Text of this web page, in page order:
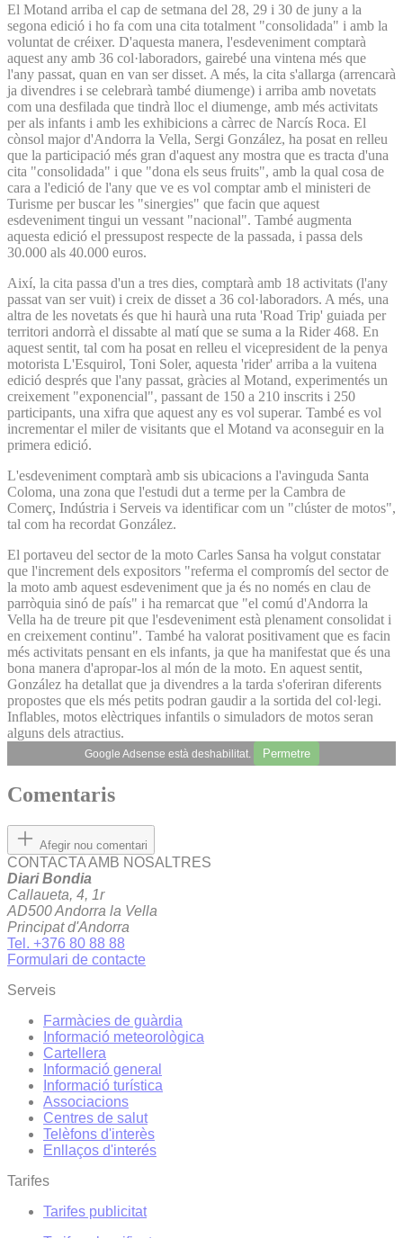
El Motand arriba el cap de setmana del 28, 29 i 30 de juny a la
segona edició i ho fa com una cita totalment "consolidada" i amb la
voluntat de créixer. D'aquesta manera, l'esdeveniment comptarà
aquest any amb 36 col·laboradors, gairebé una vintena més que
l'any passat, quan en van ser disset. A més, la cita s'allarga (arrencarà
ja divendres i se celebrarà també diumenge) i arriba amb novetats
com una desfilada que tindrà lloc el diumenge, amb més activitats
per als infants i amb les exhibicions a càrrec de Narcís Roca. El
cònsol major d'Andorra la Vella, Sergi González, ha posat en relleu
que la participació més gran d'aquest any mostra que es tracta d'una
cita "consolidada" i que "dona els seus fruits", amb la qual cosa de
cara a l'edició de l'any que ve es vol comptar amb el ministeri de
Turisme per buscar les "sinergies" que facin que aquest
esdeveniment tingui un vessant "nacional". També augmenta
aquesta edició el pressupost respecte de la passada, i passa dels
30.000 als 40.000 euros.
Així, la cita passa d'un a tres dies, comptarà amb 18 activitats (l'any
passat van ser vuit) i creix de disset a 36 col·laboradors. A més, una
altra de les novetats és que hi haurà una ruta 'Road Trip' guiada per
territori andorrà el dissabte al matí que se suma a la Rider 468. En
aquest sentit, tal com ha posat en relleu el vicepresident de la penya
motorista L'Esquirol, Toni Soler, aquesta 'rider' arriba a la vuitena
edició després que l'any passat, gràcies al Motand, experimentés un
creixement "exponencial", passant de 150 a 210 inscrits i 250
participants, una xifra que aquest any es vol superar. També es vol
incrementar el miler de visitants que el Motand va aconseguir en la
primera edició.
L'esdeveniment comptarà amb sis ubicacions a l'avinguda Santa
Coloma, una zona que l'estudi dut a terme per la Cambra de
Comerç, Indústria i Serveis va identificar com un "clúster de motos",
tal com ha recordat González.
El portaveu del sector de la moto Carles Sansa ha volgut constatar
que l'increment dels expositors "referma el compromís del sector de
la moto amb aquest esdeveniment que ja és no només en clau de
parròquia sinó de país" i ha remarcat que "el comú d'Andorra la
Vella ha de treure pit que l'esdeveniment està plenament consolidat i
en creixement continu". També ha valorat positivament que es facin
més activitats pensant en els infants, ja que ha manifestat que és una
bona manera d'apropar-los al món de la moto. En aquest sentit,
González ha detallat que ja divendres a la tarda s'oferiran diferents
propostes que els més petits podran gaudir a la sortida del col·legi.
Inflables, motos elèctriques infantils o simuladors de motos seran
alguns dels atractius.
Google Adsense està deshabilitat. Permetre
Comentaris
Afegir nou comentari
CONTACTA AMB NOSALTRES
Diari Bondia
Callaueta, 4, 1r
AD500 Andorra la Vella
Principat d'Andorra
Tel. +376 80 88 88
Formulari de contacte
Serveis
Farmàcies de guàrdia
Informació meteorològica
Cartellera
Informació general
Informació turística
Associacions
Centres de salut
Telèfons d'interès
Enllaços d'interés
Tarifes
Tarifes publicitat